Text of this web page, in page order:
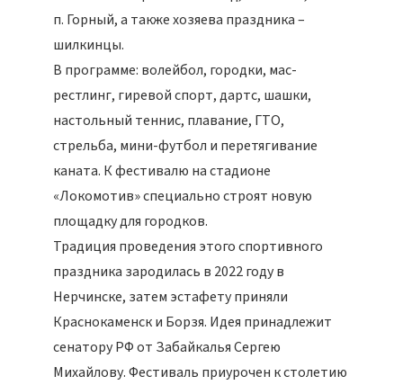
п. Горный, а также хозяева праздника –
шилкинцы.
В программе: волейбол, городки, мас-
рестлинг, гиревой спорт, дартс, шашки,
настольный теннис, плавание, ГТО,
стрельба, мини-футбол и перетягивание
каната. К фестивалю на стадионе
«Локомотив» специально строят новую
площадку для городков.
Традиция проведения этого спортивного
праздника зародилась в 2022 году в
Нерчинске, затем эстафету приняли
Краснокаменск и Борзя. Идея принадлежит
сенатору РФ от Забайкалья Сергею
Михайлову. Фестиваль приурочен к столетию